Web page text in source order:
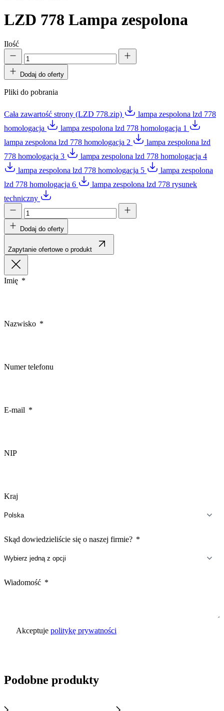
LZD 778 Lampa zespolona
Ilość
Dodaj do oferty
Pliki do pobrania
Cała zawartość strony (LZD 778.zip)
lampa zespolona lzd 778
homologacja
lampa zespolona lzd 778 homologacja 1
lampa zespolona lzd 778 homologacja 2
lampa zespolona lzd
778 homologacja 3
lampa zespolona lzd 778 homologacja 4
lampa zespolona lzd 778 homologacja 5
lampa zespolona
lzd 778 homologacja 6
lampa zespolona lzd 778 rysunek
techniczny
Dodaj do oferty
Zapytanie ofertowe o produkt
Imię
Nazwisko
Numer telefonu
E-mail
NIP
Kraj
Skąd dowiedzieliście się o naszej firmie?
Wiadomość
Akceptuje politykę prywatności
Podobne produkty